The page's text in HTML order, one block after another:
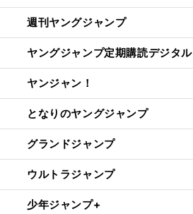
週刊ヤングジャンプ
ヤングジャンプ定期購読デジタル
ヤンジャン！
となりのヤングジャンプ
グランドジャンプ
ウルトラジャンプ
少年ジャンプ+